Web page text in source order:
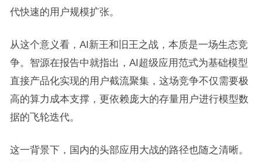
代快速的用户规模扩张。
从这个意义看，AI新王和旧王之战，本质是一场生态竞
争。智源在报告中就指出，AI超级应用范式为基础模型
直接产品化实现的用户截流聚集，这场竞争不仅需要极
高的算力成本支撑，更依赖庞大的存量用户进行模型数
据的飞轮迭代。
这一背景下，国内的头部应用大战的路径也随之清晰。